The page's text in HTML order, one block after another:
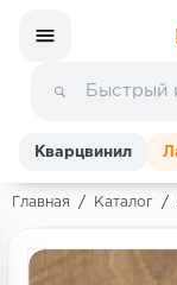
Ламинат
Кварцвинил
Главная / Каталог /